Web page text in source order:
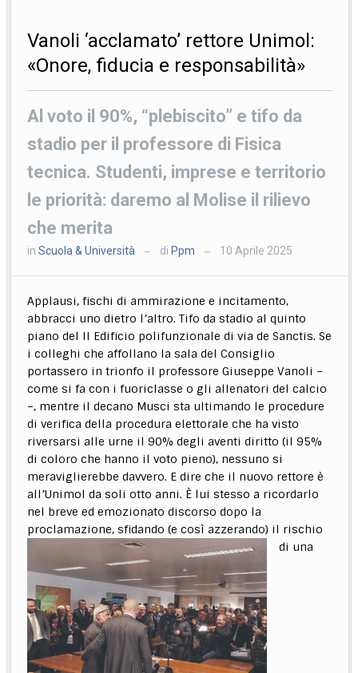
Vanoli ‘acclamato’ rettore Unimol:
«Onore, fiducia e responsabilità»
Al voto il 90%, “plebiscito” e tifo da
stadio per il professore di Fisica
tecnica. Studenti, imprese e territorio
le priorità: daremo al Molise il rilievo
che merita
inScuola & Università — di Ppm — 10 Aprile 2025
Applausi, fischi di ammirazione e incitamento,
abbracci uno dietro l’altro. Tifo da stadio al quinto
piano del II Edificio polifunzionale di via de Sanctis. Se
i colleghi che affollano la sala del Consiglio
portassero in trionfo il professore Giuseppe Vanoli –
come si fa con i fuoriclasse o gli allenatori del calcio
–, mentre il decano Musci sta ultimando le procedure
di verifica della procedura elettorale che ha visto
riversarsi alle urne il 90% degli aventi diritto (il 95%
di coloro che hanno il voto pieno), nessuno si
meraviglierebbe davvero. E dire che il nuovo rettore è
all’Unimol da soli otto anni. È lui stesso a ricordarlo
nel breve ed emozionato discorso dopo la
proclamazione, sfidando (e così azzerando) il rischio
di una